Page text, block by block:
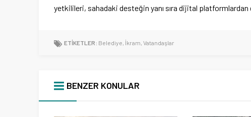
yetkilileri, sahadaki desteğin yanı sıra dijital
ETİKETLER: Belediye, İkram, Vatandaşlar
BENZER KONULAR